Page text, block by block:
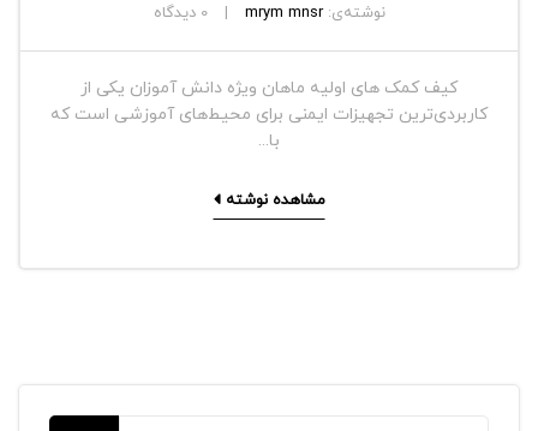
نوشته‌ی: mrym mnsr دیدگاه
کیف کمک های اولیه ماهان ویژه دانش آموزان یکی از
کاربردی‌ترین تجهیزات ایمنی برای محیط‌های آموزشی است که
با...
مشاهده نوشته